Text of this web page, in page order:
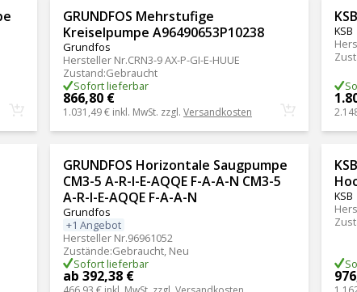
GRUNDFOS Mehrstufige
Kreiselpumpe A96490653P10238
Grundfos
Hersteller Nr.CRN3-9 AX-P-GI-E-HUUE
Zustand:Gebraucht
Sofort lieferbar
866,80 €
1.031,49 € inkl. MwSt. zzgl. Versandkosten
KSB
GRUNDFOS Horizontale Saugpumpe
CM3-5 A-R-I-E-AQQE F-A-A-N CM3-5
A-R-I-E-AQQE F-A-A-N
Grundfos
+1 Angebot
Hersteller Nr.96961052
Zustände:Gebraucht, Neu
Sofort lieferbar
ab 392,38 €
KSB